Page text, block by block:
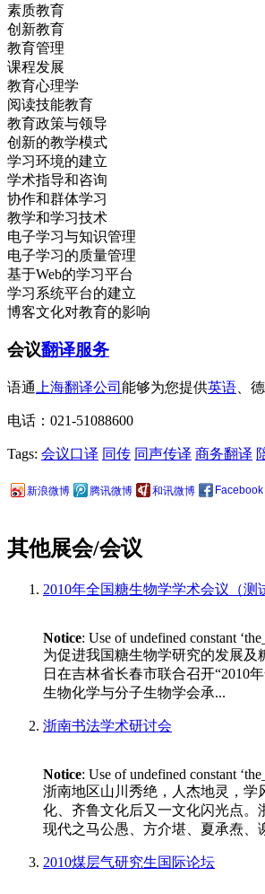
素质教育
创新教育
教育管理
课程发展
教育心理学
阅读技能教育
教育政策与领导
创新的教学模式
学习环境的建立
学术指导和咨询
协作和群体学习
教学和学习技术
电子学习与知识管理
电子学习的质量管理
基于Web的学习平台
学习系统平台的建立
博客文化对教育的影响
会议翻译服务
语通 上海翻译公司 能够为您提供英语 、
电话：021-51088600
Tags: 会议口译 同传 同声传译 商务翻译
新浪微博 腾讯微博 和讯微博 Facebook
其他展会/会议
2010年全国糖生物学学术会议（测
Notice: Use of undefined constant
为促进我国糖生物学研究的发展及
日在吉林省长春市联合召开“2010
生物化学与分子生物学会承...
浙南书法学术研讨会
Notice: Use of undefined constant
浙南地区山川秀绝，人杰地灵，
化、齐鲁文化后又一文化闪光点
现代之马公愚、方介堪、夏承焘、
2010煤层气研究生国际论坛